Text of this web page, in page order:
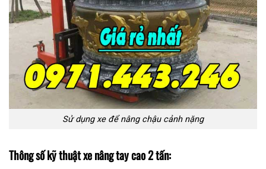
Sử dụng xe để nâng chậu cảnh nặng
Thông số kỹ thuật xe nâng tay cao 2 tấn: